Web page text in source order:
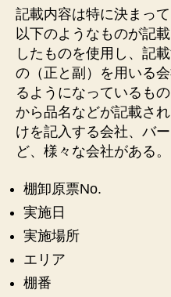
記載内容は特に決まっ
以下のようなものが記
したものを使用し、記
の（正と副）を用いる
るようになっているも
から品名などが記載さ
けを記入する会社、バ
ど、様々な会社がある。
棚卸原票No.
実施日
実施場所
エリア
棚番